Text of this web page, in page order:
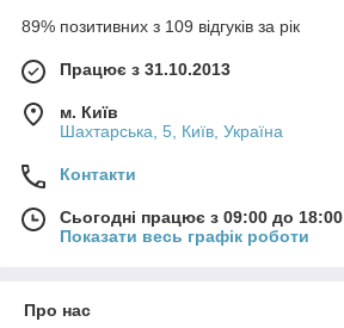
89% позитивних з 109 відгуків за рік
Працює з 31.10.2013
м. Київ
Шахтарська, 5, Київ, Україна
Контакти
Сьогодні працює з 09:00 до 18:00
Показати весь графік роботи
Про нас